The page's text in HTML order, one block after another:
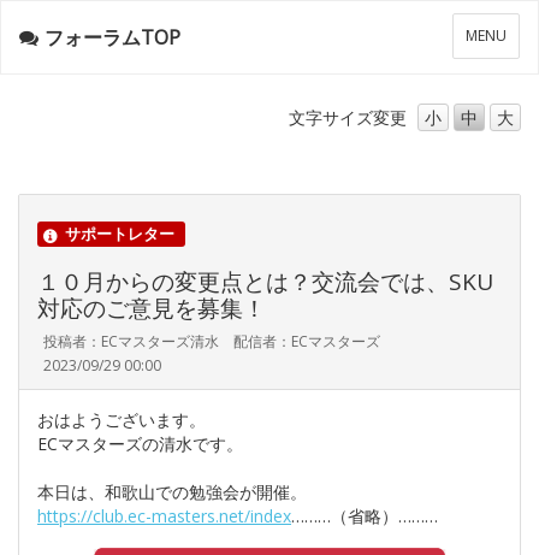
メ
ニ
ー
MENU
フォーラムTOP
文字サイズ変更 小 中 大
サポートレター
１０月からの変更点とは？交流会では、SKU
対応のご意見を募集！
投稿者：ECマスターズ清水 配信者：ECマスターズ
2023/09/29 00:00
おはようございます。
ECマスターズの清水です。
本日は、和歌山での勉強会が開催。
https://club.ec-masters.net/index………（省略）………